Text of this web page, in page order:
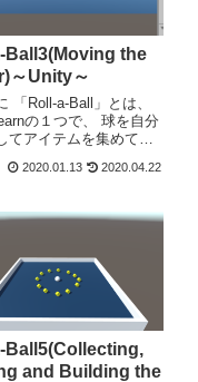
Ball3(Moving the
～Unity～
「Roll-a-Ball」とは、
の１つで、 球を自分
てアイテムを集めて得
Ball」 のプレイヤーで
、こちら...
2020.01.13 2020.04.22
Ball5(Collecting,
and Building the